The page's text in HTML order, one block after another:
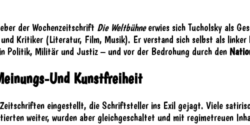
der Wochenzeitschrift Die Weltbühneerwies sich Tucholsky als
Kritiker (Literatur, Film, Musik). Er verstand sich selbst als
Politik, Militär und Justiz – und vor der Bedrohung durch den
Und Kunstfreiheit
eingestellt, die Schriftsteller ins Exil gejagt. Viele
weiter, wurden aber gleichgeschaltet und mit regimetreuen